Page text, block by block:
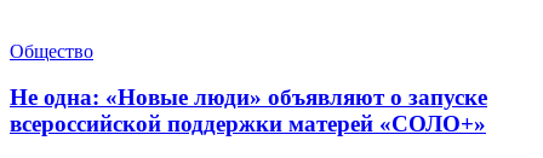
Общество
Не одна: «Новые люди» объявляют о запуске
всероссийской поддержки матерей «СОЛО+»